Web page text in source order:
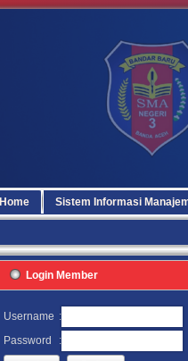
Home Sistem Informasi
Login Member
Username :
Password
: